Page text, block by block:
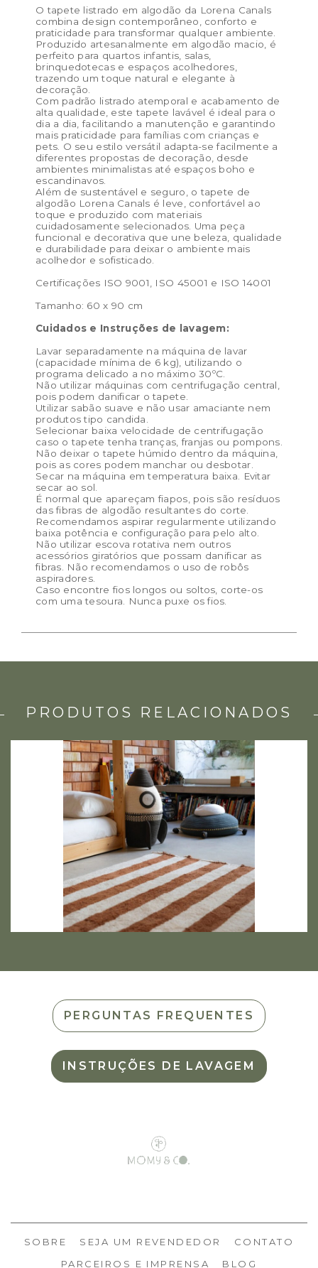
✔ Tamanho: 60 x 90 cm
✔ Indicado para: ambientes neutros e
contemporâneos
Coleção Cabana Lines — Lorena Canals
Cor: Rosa, Terracota
Materiais: Algodão natural
Peso: 1.144kg
Dimensões das embalagem: 31 × 47 × 4 cm
Dimensões do produto:
60 x 90 cm
O tapete listrado em algodão da Lorena Canals
combina design contemporâneo, conforto e
praticidade para transformar qualquer ambiente.
Produzido artesanalmente em algodão macio, é
perfeito para quartos infantis, salas,
brinquedotecas e espaços acolhedores,
trazendo um toque natural e elegante à
decoração.
Com padrão listrado atemporal e acabamento de
alta qualidade, este tapete lavável é ideal para o
dia a dia, facilitando a manutenção e garantindo
mais praticidade para famílias com crianças e
pets. O seu estilo versátil adapta-se facilmente a
diferentes propostas de decoração, desde
ambientes minimalistas até espaços boho e
escandinavos.
Além de sustentável e seguro, o tapete de
algodão Lorena Canals é leve, confortável ao
toque e produzido com materiais
cuidadosamente selecionados. Uma peça
funcional e decorativa que une beleza, qualidade
e durabilidade para deixar o ambiente mais
acolhedor e sofisticado.
Certificações ISO 9001, ISO 45001 e ISO 14001
Tamanho: 60 x 90 cm
Cuidados e Instruções de lavagem:
Lavar separadamente na máquina de lavar
(capacidade mínima de 6 kg), utilizando o
programa delicado a no máximo 30ºC.
Não utilizar máquinas com centrifugação central,
pois podem danificar o tapete.
Utilizar sabão suave e não usar amaciante nem
produtos tipo candida.
Selecionar baixa velocidade de centrifugação
caso o tapete tenha tranças, franjas ou pompons.
Não deixar o tapete húmido dentro da máquina,
pois as cores podem manchar ou desbotar.
Secar na máquina em temperatura baixa. Evitar
secar ao sol.
É normal que apareçam fiapos, pois são resíduos
das fibras de algodão resultantes do corte.
Recomendamos aspirar regularmente utilizando
baixa potência e configuração para pelo alto.
Não utilizar escova rotativa nem outros
acessórios giratórios que possam danificar as
fibras. Não recomendamos o uso de robôs
aspiradores.
Caso encontre fios longos ou soltos, corte-os
com uma tesoura. Nunca puxe os fios.
PRODUTOS RELACIONADOS
PERGUNTAS FREQUENTES
INSTRUÇÕES DE LAVAGEM
SOBRE SEJA UM REVENDEDOR
CONTATO
PARCEIROS E IMPRENSA
BLOG